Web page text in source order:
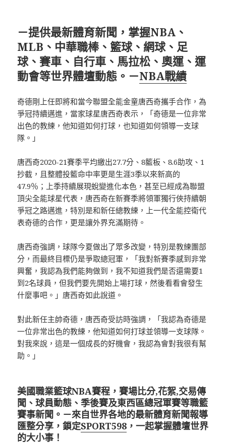
－提供最新體育新聞，掌握NBA、
MLB、中華職棒、籃球、網球、足
球、賽車、自行車、馬拉松、奧運、運
動會等世界體壇動態。－NBA戰績
奇德剛上任即將和當今聯盟全能金童唐西奇攜手合作，為
爭冠持續邁進，當家球星唐西奇表示，「奇德是一位非常
出色的教練，他知道如何打球，也知道如何領導一支球
隊。」
唐西奇2020-21賽季平均繳出27.7分、8籃板、8.6助攻、1
抄截，且整體投籃命中率更是生涯3季以來新高的
47.9％；上季持續展現蛻變進化本色，甚至已經成為聯盟
頂尖全能球星代表，唐西奇在新賽季將領軍獨行俠持續朝
爭冠之路邁進，特別是和新任總教練，上一代全能控衛代
表奇德的合作，更是讓外界充滿期待。
唐西奇強調，球隊今夏做出了眾多改變，特別是教練團部
分，而最終目標仍是爭取總冠軍，「我對新賽季感到非常
興奮，我認為我們能夠做到，我不知道我們是否還需要1
到2名球員，但我們要先開始上場打球，然後看看會發生
什麼事吧。」唐西奇如此說道。
對此新任主帥奇德，唐西奇受訪時強調，「我認為奇德是
一位非常出色的教練，他知道如何打球並領導一支球隊。
對我來說，這是一個成長的好機會，我認為會對我很有幫
助。」
美國職業籃球NBA賽程，賽場比分,花絮,交易傳
聞、球員動態、季後賽及東西區總冠軍賽等職籃
賽事新聞。－來自世界各地的最新體育新聞報導
匯整分享，鎖定SPORT598 ，一起掌握體壇世界
的大小事！